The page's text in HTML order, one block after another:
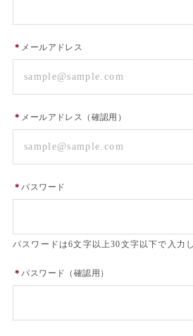
＊ メールアドレス
＊ メールアドレス（確認用）
＊パスワード
パスワードは6文字以上30文字以下で入力
＊ パスワード（確認用）